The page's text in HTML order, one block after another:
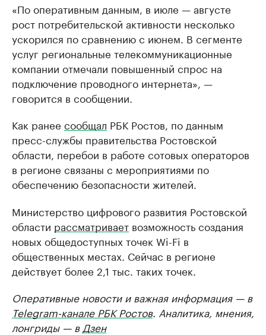
«По оперативным данным, в июле — августе
рост потребительской активности несколько
ускорился по сравнению с июнем. В сегменте
услуг региональные телекоммуникационные
компании отмечали повышенный спрос на
подключение проводного интернета», —
говорится в сообщении.
Как ранее сообщал РБК Ростов, по данным
пресс-службы правительства Ростовской
области, перебои в работе сотовых операторов
в регионе связаны с мероприятиями по
обеспечению безопасности жителей.
Министерство цифрового развития Ростовской
области рассматривает возможность создания
новых общедоступных точек Wi-Fi в
общественных местах. Сейчас в регионе
действует более 2,1 тыс. таких точек.
Оперативные новости и важная информация — в
Telegram-канале РБК Ростов. Аналитика, мнения,
лонгриды — в Дзен